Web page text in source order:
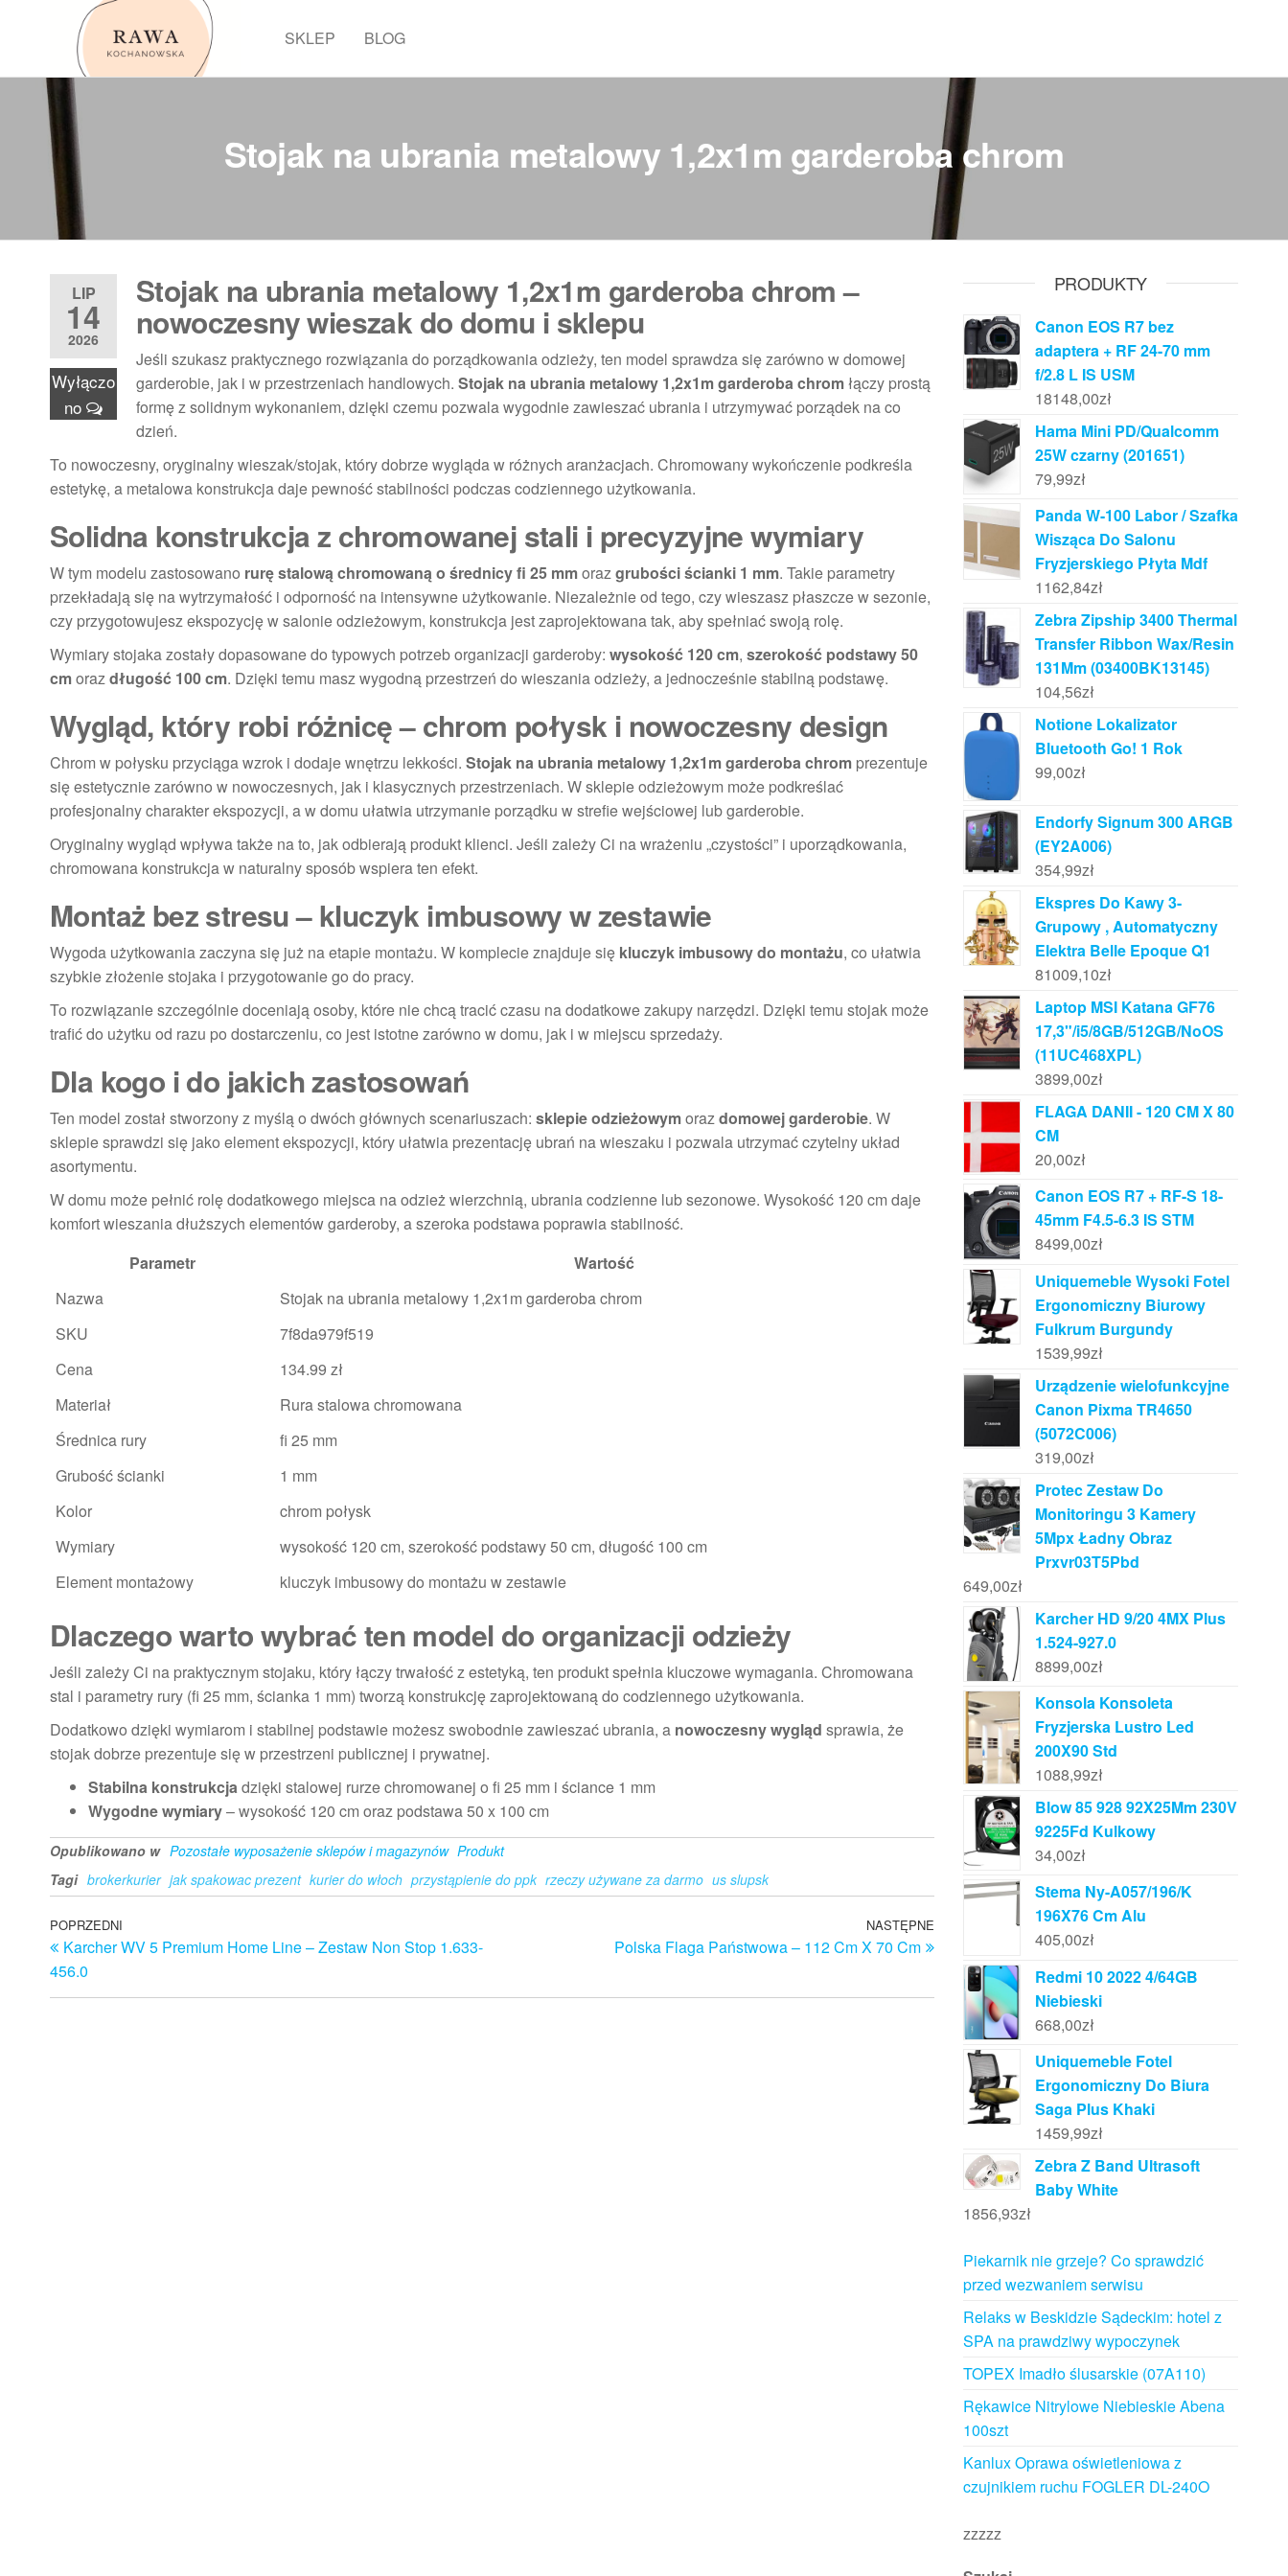
SKLEP BLOG
Stojak na ubrania metalowy 1,2x1m garderoba chrom
LIP
14
2026
Wyłączo
no
Stojak na ubrania metalowy 1,2x1m garderoba chrom –
nowoczesny wieszak do domu i sklepu
Jeśli szukasz praktycznego rozwiązania do porządkowania odzieży, ten model sprawdza się zarówno w domowej
garderobie, jak i w przestrzeniach handlowych. Stojak na ubrania metalowy 1,2x1m garderoba chromłączy prostą
formę z solidnym wykonaniem, dzięki czemu pozwala wygodnie zawieszać ubrania i utrzymywać porządek na co
dzień.
To nowoczesny, oryginalny wieszak/stojak, który dobrze wygląda w różnych aranżacjach. Chromowany wykończenie podkreśla
estetykę, a metalowa konstrukcja daje pewność stabilności podczas codziennego użytkowania.
Solidna konstrukcja z chromowanej stali i precyzyjne wymiary
W tym modelu zastosowano rurę stalową chromowaną o średnicy fi 25 mmorazgrubości ścianki 1 mm. Takie parametry
przekładają się na wytrzymałość i odporność na intensywne użytkowanie. Niezależnie od tego, czy wieszasz płaszcze w sezonie,
czy przygotowujesz ekspozycję w salonie odzieżowym, konstrukcja jest zaprojektowana tak, aby spełniać swoją rolę.
Wymiary stojaka zostały dopasowane do typowych potrzeb organizacji garderoby: wysokość 120 cm, szerokość podstawy 50
cmorazdługość 100 cm. Dzięki temu masz wygodną przestrzeń do wieszania odzieży, a jednocześnie stabilną podstawę.
Wygląd, który robi różnicę – chrom połysk i nowoczesny design
Chrom w połysku przyciąga wzrok i dodaje wnętrzu lekkości. Stojak na ubrania metalowy 1,2x1m garderoba chrom prezentuje
się estetycznie zarówno w nowoczesnych, jak i klasycznych przestrzeniach. W sklepie odzieżowym może podkreślać
profesjonalny charakter ekspozycji, a w domu ułatwia utrzymanie porządku w strefie wejściowej lub garderobie.
Oryginalny wygląd wpływa także na to, jak odbierają produkt klienci. Jeśli zależy Ci na wrażeniu „czystości” i uporządkowania,
chromowana konstrukcja w naturalny sposób wspiera ten efekt.
Montaż bez stresu – kluczyk imbusowy w zestawie
Wygoda użytkowania zaczyna się już na etapie montażu. W komplecie znajduje się kluczyk imbusowy do montażu, co ułatwia
szybkie złożenie stojaka i przygotowanie go do pracy.
To rozwiązanie szczególnie doceniają osoby, które nie chcą tracić czasu na dodatkowe zakupy narzędzi. Dzięki temu stojak może
trafić do użytku od razu po dostarczeniu, co jest istotne zarówno w domu, jak i w miejscu sprzedaży.
Dla kogo i do jakich zastosowań
Ten model został stworzony z myślą o dwóch głównych scenariuszach: sklepie odzieżowymorazdomowej garderobie. W
sklepie sprawdzi się jako element ekspozycji, który ułatwia prezentację ubrań na wieszaku i pozwala utrzymać czytelny układ
asortymentu.
W domu może pełnić rolę dodatkowego miejsca na odzież wierzchnią, ubrania codzienne lub sezonowe. Wysokość 120 cm daje
komfort wieszania dłuższych elementów garderoby, a szeroka podstawa poprawia stabilność.
Parametr
Wartość
Nazwa
Stojak na ubrania metalowy 1,2x1m garderoba chrom
SKU
7f8da979f519
Cena
134.99 zł
Materiał
Rura stalowa chromowana
Średnica rury
fi 25 mm
Grubość ścianki
1 mm
Kolor
chrom połysk
Wymiary
wysokość 120 cm, szerokość podstawy 50 cm, długość 100 cm
Element montażowy
kluczyk imbusowy do montażu w zestawie
Dlaczego warto wybrać ten model do organizacji odzieży
Jeśli zależy Ci na praktycznym stojaku, który łączy trwałość z estetyką, ten produkt spełnia kluczowe wymagania. Chromowana
stal i parametry rury (fi 25 mm, ścianka 1 mm) tworzą konstrukcję zaprojektowaną do codziennego użytkowania.
Dodatkowo dzięki wymiarom i stabilnej podstawie możesz swobodnie zawieszać ubrania, a nowoczesny wygląd sprawia, że
stojak dobrze prezentuje się w przestrzeni publicznej i prywatnej.
Stabilna konstrukcjadzięki stalowej rurze chromowanej o fi 25 mm i ściance 1 mm
Wygodne wymiary– wysokość 120 cm oraz podstawa 50 x 100 cm
Opublikowano w Pozostałe wyposażenie sklepów i magazynów Produkt
Tagi brokerkurier jak spakowac prezent kurier do włoch przystąpienie do ppk rzeczy używane za darmo us slupsk
Nawigacja
wpisu
Poprzedni
wpis
POPRZEDNI
Karcher WV 5 Premium Home Line – Zestaw Non Stop 1.633-
456.0
Następny
wpis
NASTĘPNE
Polska Flaga Państwowa – 112 Cm X 70 Cm
PRODUKTY
Canon EOS R7 bez
adaptera + RF 24-70 mm
f/2.8 L IS USM
18148,00zł
Hama Mini PD/Qualcomm
25W czarny (201651)
79,99zł
Panda W-100 Labor / Szafka
Wisząca Do Salonu
Fryzjerskiego Płyta Mdf
1162,84zł
Zebra Zipship 3400 Thermal
Transfer Ribbon Wax/Resin
131Mm (03400BK13145)
104,56zł
Notione Lokalizator
Bluetooth Go! 1 Rok
99,00zł
Endorfy Signum 300 ARGB
(EY2A006)
354,99zł
Ekspres Do Kawy 3-
Grupowy , Automatyczny
Elektra Belle Epoque Q1
81009,10zł
Laptop MSI Katana GF76
17,3"/i5/8GB/512GB/NoOS
(11UC468XPL)
3899,00zł
FLAGA DANII - 120 CM X 80
CM
20,00zł
Canon EOS R7 + RF-S 18-
45mm F4.5-6.3 IS STM
8499,00zł
Uniquemeble Wysoki Fotel
Ergonomiczny Biurowy
Fulkrum Burgundy
1539,99zł
Urządzenie wielofunkcyjne
Canon Pixma TR4650
(5072C006)
319,00zł
Protec Zestaw Do
Monitoringu 3 Kamery
5Mpx Ładny Obraz
Prxvr03T5Pbd
649,00zł
Karcher HD 9/20 4MX Plus
1.524-927.0
8899,00zł
Konsola Konsoleta
Fryzjerska Lustro Led
200X90 Std
1088,99zł
Blow 85 928 92X25Mm 230V
9225Fd Kulkowy
34,00zł
Stema Ny-A057/196/K
196X76 Cm Alu
405,00zł
Redmi 10 2022 4/64GB
Niebieski
668,00zł
Uniquemeble Fotel
Ergonomiczny Do Biura
Saga Plus Khaki
1459,99zł
Zebra Z Band Ultrasoft
Baby White
1856,93zł
Piekarnik nie grzeje? Co sprawdzić
przed wezwaniem serwisu
Relaks w Beskidzie Sądeckim: hotel z
SPA na prawdziwy wypoczynek
TOPEX Imadło ślusarskie (07A110)
Rękawice Nitrylowe Niebieskie Abena
100szt
Kanlux Oprawa oświetleniowa z
czujnikiem ruchu FOGLER DL-240O
zzzzz